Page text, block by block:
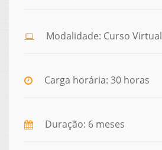
Modalidade: Curso Virtual
Carga horária: 30 horas
Duração: 6 meses